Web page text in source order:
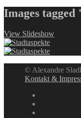
Images
View Slideshow
© Alexandre
Kontakt &